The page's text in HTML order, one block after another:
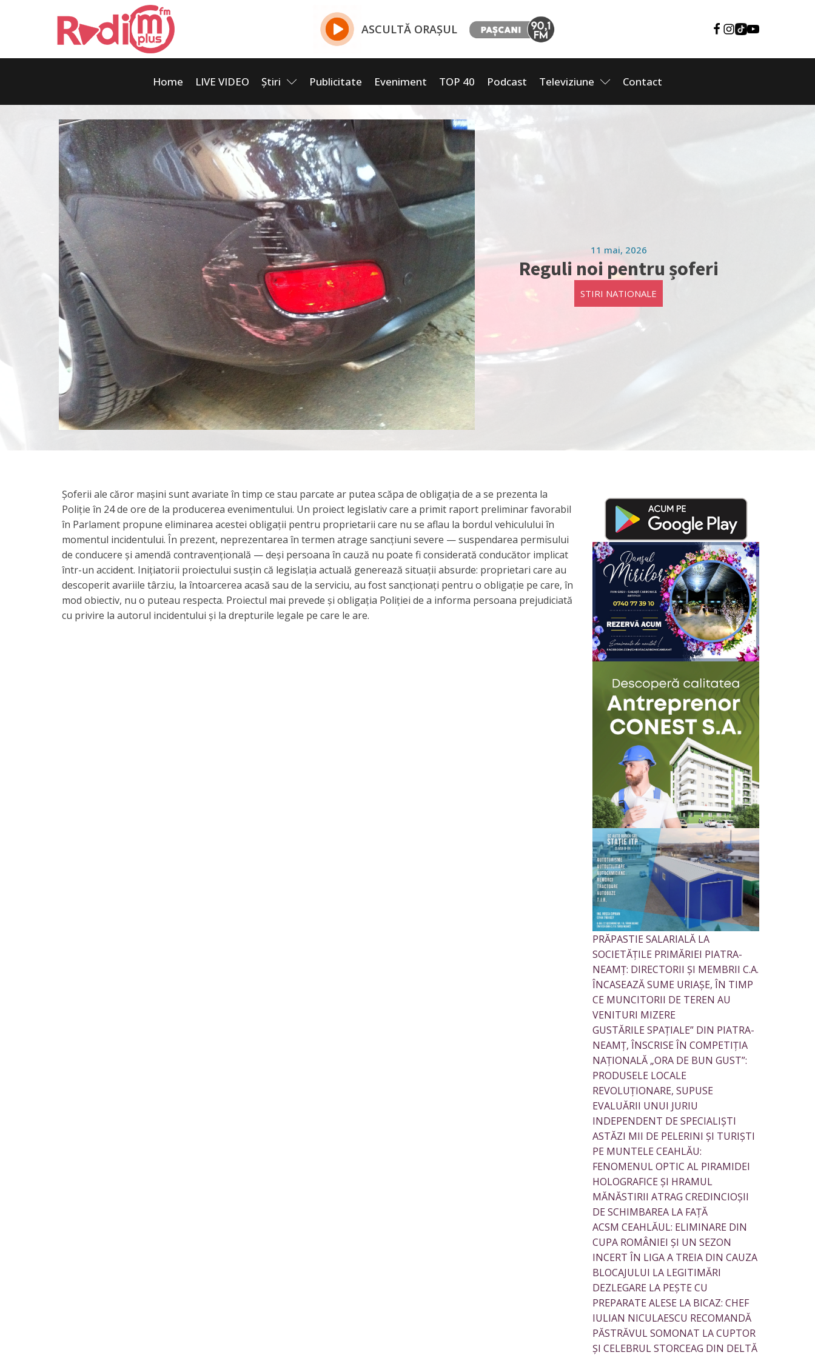
ASCULTĂ ORAȘUL
Home LIVE VIDEO Știri Publicitate Eveniment TOP 40 Podcast Televiziune Contact
11 mai, 2026
Reguli noi pentru șoferi
STIRI NATIONALE
Șoferii ale căror mașini sunt avariate în timp ce stau parcate ar putea scăpa de obligația de a se prezenta la
Poliție în 24 de ore de la producerea evenimentului. Un proiect legislativ care a primit raport preliminar favorabil
în Parlament propune eliminarea acestei obligații pentru proprietarii care nu se aflau la bordul vehiculului în
momentul incidentului. În prezent, neprezentarea în termen atrage sancțiuni severe — suspendarea permisului
de conducere și amendă contravențională — deși persoana în cauză nu poate fi considerată conducător implicat
într-un accident. Inițiatorii proiectului susțin că legislația actuală generează situații absurde: proprietari care au
descoperit avariile târziu, la întoarcerea acasă sau de la serviciu, au fost sancționați pentru o obligație pe care, în
mod obiectiv, nu o puteau respecta. Proiectul mai prevede și obligația Poliției de a informa persoana prejudiciată
cu privire la autorul incidentului și la drepturile legale pe care le are.
PRĂPASTIE SALARIALĂ LA
SOCIETĂȚILE PRIMĂRIEI PIATRA-
NEAMȚ: DIRECTORII ȘI MEMBRII C.A.
ÎNCASEAZĂ SUME URIAȘE, ÎN TIMP
CE MUNCITORII DE TEREN AU
VENITURI MIZERE
GUSTĂRILE SPAȚIALE” DIN PIATRA-
NEAMȚ, ÎNSCRISE ÎN COMPETIȚIA
NAȚIONALĂ „ORA DE BUN GUST”:
PRODUSELE LOCALE
REVOLUȚIONARE, SUPUSE
EVALUĂRII UNUI JURIU
INDEPENDENT DE SPECIALIȘTI
ASTĂZI MII DE PELERINI ȘI TURIȘTI
PE MUNTELE CEAHLĂU:
FENOMENUL OPTIC AL PIRAMIDEI
HOLOGRAFICE ȘI HRAMUL
MĂNĂSTIRII ATRAG CREDINCIOȘII
DE SCHIMBAREA LA FAȚĂ
ACSM CEAHLĂUL: ELIMINARE DIN
CUPA ROMÂNIEI ȘI UN SEZON
INCERT ÎN LIGA A TREIA DIN CAUZA
BLOCAJULUI LA LEGITIMĂRI
DEZLEGARE LA PEȘTE CU
PREPARATE ALESE LA BICAZ: CHEF
IULIAN NICULAESCU RECOMANDĂ
PĂSTRĂVUL SOMONAT LA CUPTOR
ȘI CELEBRUL STORCEAG DIN DELTĂ